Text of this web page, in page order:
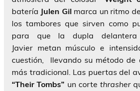
batería Julen Gil marca un ritmo
los tambores que sirven como
para que la dupla
Javier metan músculo e
cuestión, llevando su método de
más tradicional. Las puertas del
“Their Tombs” un corte thrasher